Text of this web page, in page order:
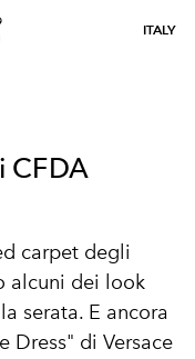
ITALY
CFDA
carpet degli
alcuni dei look
serata. E ancora
Dress" di Versace